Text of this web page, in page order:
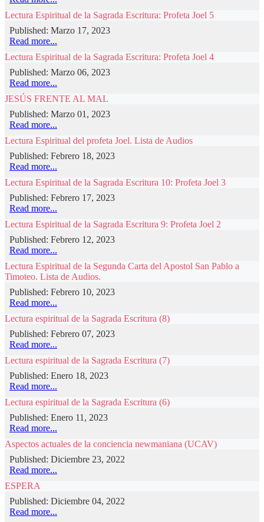
Lectura Espiritual de la Sagrada Escritura: Profeta Joel 5
Published: Marzo 17, 2023
Read more...
Lectura Espiritual de la Sagrada Escritura: Profeta Joel 4
Published: Marzo 06, 2023
Read more...
JESÚS FRENTE AL MAL
Published: Marzo 01, 2023
Read more...
Lectura Espiritual del profeta Joel. Lista de Audios
Published: Febrero 18, 2023
Read more...
Lectura Espiritual de la Sagrada Escritura 10: Profeta Joel 3
Published: Febrero 17, 2023
Read more...
Lectura Espiritual de la Sagrada Escritura 9: Profeta Joel 2
Published: Febrero 12, 2023
Read more...
Lectura Espiritual de la Segunda Carta del Apostol San Pablo a
Timoteo. Lista de Audios.
Published: Febrero 10, 2023
Read more...
Lectura espiritual de la Sagrada Escritura (8)
Published: Febrero 07, 2023
Read more...
Lectura espiritual de la Sagrada Escritura (7)
Published: Enero 18, 2023
Read more...
Lectura espiritual de la Sagrada Escritura (6)
Published: Enero 11, 2023
Read more...
Aspectos actuales de la conciencia newmaniana (UCAV)
Published: Diciembre 23, 2022
Read more...
ESPERA
Published: Diciembre 04, 2022
Read more...